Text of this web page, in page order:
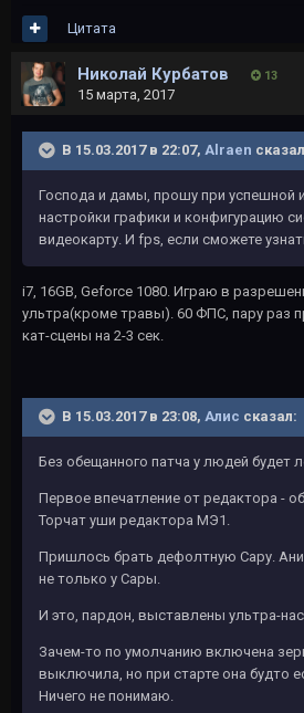
Цитата
Николай Курбатов 13
15 марта, 2017
В 15.03.2017 в 22:07, Alraen
Господа и дамы, прошу при успешной
настройки графики и конфигурацию
видеокарту. И fps, если сможете
i7, 16GB, Geforce 1080. Играю в
ультра(кроме травы). 60 ФПС, пару раз
кат-сцены на 2-3 сек.
В 15.03.2017 в 23:08, Алис сказал:
Без обещанного патча у людей будет
Первое впечатление от редактора -
Торчат уши редактора МЭ1.
Пришлось брать дефолтную Сару.
не только у Сары.
И это, пардон, выставлены ультра-
Зачем-то по умолчанию включена
выключила, но при старте она будто
Ничего не понимаю.